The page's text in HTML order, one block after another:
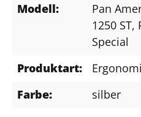
Modell: Pan
1250 ST,
Special
Produktart:
Farbe:
silber